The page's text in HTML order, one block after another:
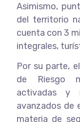
Asimismo,
del territorio
cuenta con 3
integrales,
Por su parte,
de Riesgo
activadas y
avanzados de
materia de